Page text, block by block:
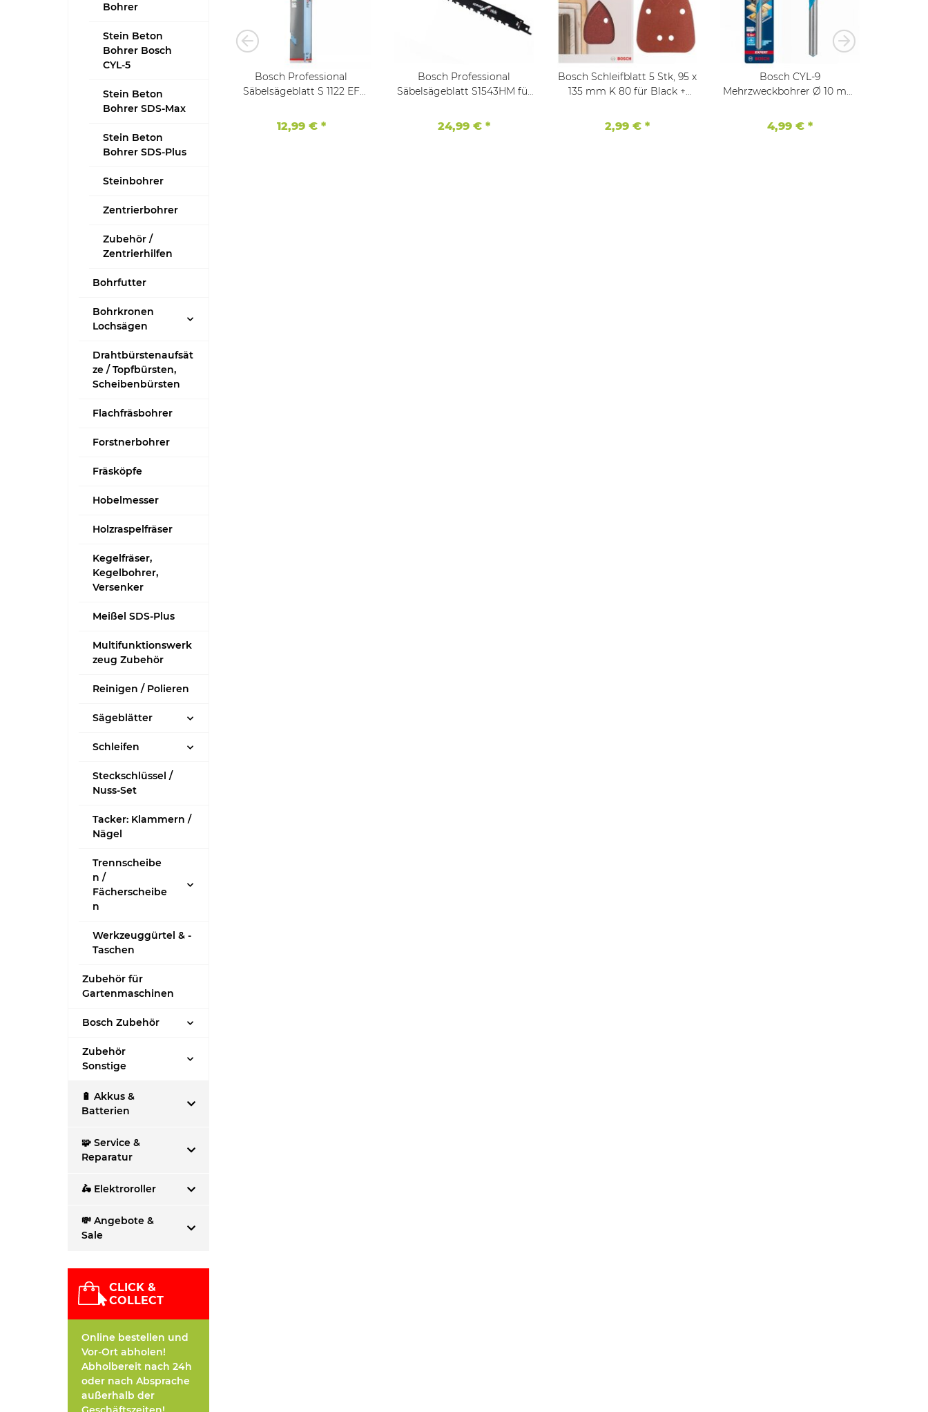
3,6 V Li-Ion 3 Ah - 3000 mAh
Samsung Akku
Bosch Professional
Säbelsägeblatt S 1122 EF
12,99 € *
Bosch Professional
Säbelsägeblatt S1543HM für
24,99 €*
Bosch Schleifblatt 5 Stk, 95 x
135 mm K 80 für Black +
2,99 € *
Bosch CYL-9
Mehrzweckbohrer Ø 10 mm
4,99 €*
Bohrer
Stein Beton
Bohrer Bosch
CYL-5
Stein Beton
Bohrer SDS-Max
Stein Beton
Bohrer SDS-Plus
Steinbohrer
Zentrierbohrer
Zubehör /
Zentrierhilfen
Bohrfutter
Bohrkronen
Lochsägen
Drahtbürstenaufsät
ze / Topfbürsten,
Scheibenbürsten
Flachfräsbohrer
Forstnerbohrer
Fräsköpfe
Hobelmesser
Holzraspelfräser
Kegelfräser,
Kegelbohrer,
Versenker
Meißel SDS-Plus
Multifunktionswerk
zeug Zubehör
Reinigen / Polieren
Sägeblätter
Schleifen
Steckschlüssel /
Nuss-Set
Tacker: Klammern /
Nägel
Trennscheibe
n /
Fächerscheibe
n
Werkzeuggürtel & -
Taschen
Zubehör für
Gartenmaschinen
Bosch Zubehör
Zubehör
Sonstige
🔋 Akkus &
Batterien
🧩 Service &
Reparatur
🛵 Elektroroller
💸 Angebote &
Sale
CLICK &
COLLECT
Online bestellen und
Vor-Ort abholen!
Abholbereit nach 24h
oder nach Absprache
außerhalb der